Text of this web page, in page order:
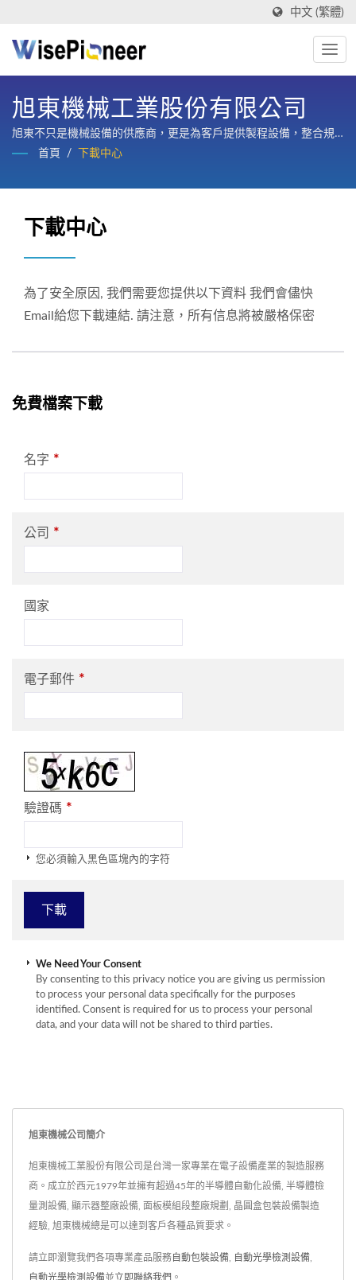
中文 (繁體)
旭東機械工業股份有限公司
旭東不只是機械設備的供應商，更是為客戶提供製程設備，整合規
劃、設計、製造、訓練與整廠售後服務的策略合作夥伴。
首頁 / 下載中心
下載中心
為了安全原因, 我們需要您提供以下資料 我們會儘快
Email給您下載連結. 請注意，所有信息將被嚴格保密
免費檔案下載
名字 *
公司 *
國家
電子郵件 *
驗證碼 *
您必須輸入黑色區塊內的字符
We Need Your Consent
By consenting to this privacy notice you are giving us permission
to process your personal data specifically for the purposes
identified. Consent is required for us to process your personal
data, and your data will not be shared to third parties.
旭東機械公司簡介
旭東機械工業股份有限公司是台灣一家專業在電子設備產業的製造服務
商。成立於西元1979年並擁有超過45年的半導體自動化設備, 半導體檢
量測設備, 顯示器整廠設備, 面板模組段整廠規劃, 晶圓盒包裝設備製造
經驗, 旭東機械總是可以達到客戶各種品質要求。
請立即瀏覽我們各項專業產品服務 自動包裝設備 自動光學檢測設備
自動光學檢測設備並立即聯絡我們 。